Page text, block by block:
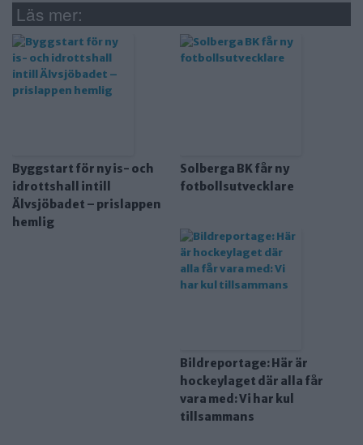
Läs mer:
Byggstart för ny is- och
idrottshall intill
Älvsjöbadet – prislappen
hemlig
Solberga BK får ny
fotbollsutvecklare
Bildreportage: Här är
hockeylaget där alla får
vara med: Vi har kul
tillsammans